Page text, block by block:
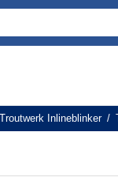
Troutwerk Inlineblinker